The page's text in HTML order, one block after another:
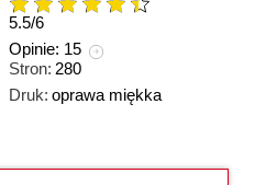
5.5/6
Opinie: 15
Stron: 280
Druk: oprawa miękka